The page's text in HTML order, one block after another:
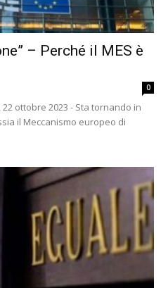
– Perché il MES è
0
ottobre 2023 - Sta tornando in
il Meccanismo europeo di